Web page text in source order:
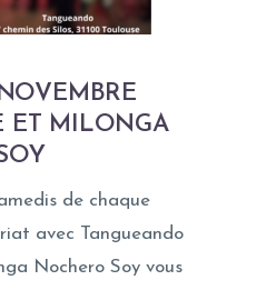
ET MILONGA
de chaque
avec Tangueando
Nochero Soy vous